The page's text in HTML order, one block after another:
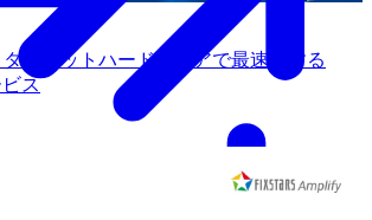
ーゲットハードウェアで最速にする
ス